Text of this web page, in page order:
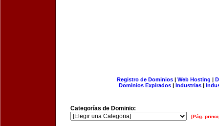
Registro de Dominios| Web Hosting |
Dominios Expirados | Industrias |
Categorías de Dominio:
[Pág.